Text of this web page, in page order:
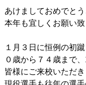
最新情報
スケジュール
スタッフ/選手紹介
中等部
あけましておめでとう
本年も宜しくお願い致
１月３日に恒例の初
０歳から７４歳まで
皆様にご来校いただき